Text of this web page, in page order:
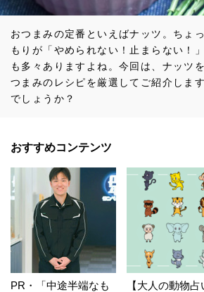
おつまみの定番といえばナッツ。ちょ
もりが「やめられない！止まらない！
も多々ありますよね。今回は、ナッツ
つまみのレシピを厳選してご紹介しま
でしょうか？
おすすめコンテンツ
PR・「中途半端なも
【大人の動物占